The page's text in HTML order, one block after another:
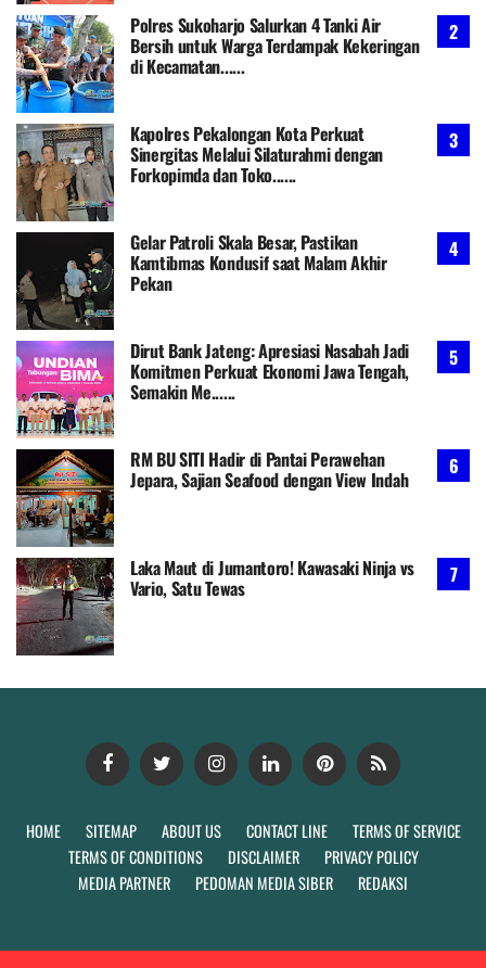
Polres Sukoharjo Salurkan 4 Tanki Air
Bersih untuk Warga Terdampak Kekeringan
di Kecamatan......
Kapolres Pekalongan Kota Perkuat
Sinergitas Melalui Silaturahmi dengan
Forkopimda dan Toko......
Gelar Patroli Skala Besar, Pastikan
Kamtibmas Kondusif saat Malam Akhir
Pekan
Dirut Bank Jateng: Apresiasi Nasabah Jadi
Komitmen Perkuat Ekonomi Jawa Tengah,
Semakin Me......
RM BU SITI Hadir di Pantai Perawehan
Jepara, Sajian Seafood dengan View Indah
Laka Maut di Jumantoro! Kawasaki Ninja vs
Vario, Satu Tewas
HOME SITEMAP ABOUT US CONTACT LINE
TERMS OF SERVICE
TERMS OF CONDITIONS
DISCLAIMER
PRIVACY POLICY
MEDIA PARTNER
PEDOMAN MEDIA SIBER REDAKSI